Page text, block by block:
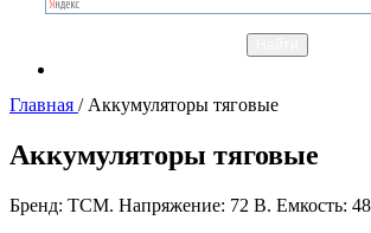
Главная / Аккумуляторы тяговые
Аккумуляторы тяговые
Бренд: TCM. Напряжение: 72 В. Емкость: